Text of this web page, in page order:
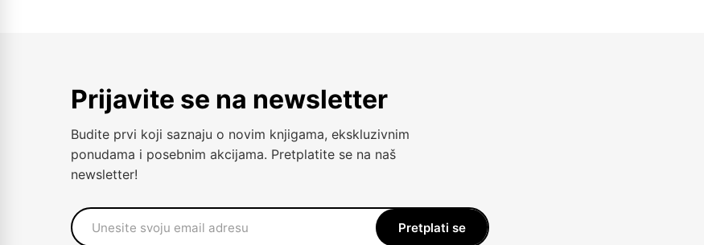
Prijavite se na newsletter
Budite prvi koji saznaju o novim knjigama, ekskluzivnim
ponudama i posebnim akcijama. Pretplatite se na naš
newsletter!
Pretplati se